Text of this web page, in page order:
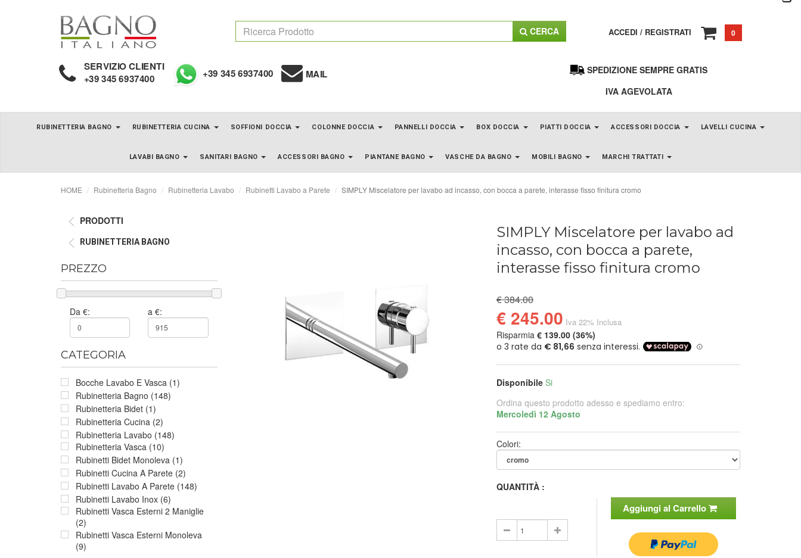
CERCA ACCEDI / REGISTRATI 0
SERVIZIO CLIENTI
+39 345 6937400 +39 345 6937400 MAIL
SPEDIZIONE SEMPRE GRATIS
IVA AGEVOLATA
RUBINETTERIA BAGNO RUBINETTERIA CUCINA SOFFIONI DOCCIA COLONNE DOCCIA PANNELLI DOCCIA BOX DOCCIA PIATTI DOCCIA ACCESSORI DOCCIA LAVELLI CUCINA
LAVABI BAGNO SANITARI BAGNO ACCESSORI BAGNO PIANTANE BAGNO VASCHE DA BAGNO MOBILI BAGNO MARCHI TRATTATI
HOME Rubinetteria Bagno Rubinetteria Lavabo Rubinetti Lavabo a Parete SIMPLY Miscelatore per lavabo ad incasso, con bocca a parete, interasse fisso finitura cromo
PRODOTTI
RUBINETTERIA BAGNO
PREZZO
Da €: a €:
CATEGORIA
Bocche Lavabo E Vasca (1)
Rubinetteria Bagno (148)
Rubinetteria Bidet (1)
Rubinetteria Cucina (2)
Rubinetteria Lavabo (148)
Rubinetteria Vasca (10)
Rubinetti Bidet Monoleva (1)
Rubinetti Cucina A Parete (2)
Rubinetti Lavabo A Parete (148)
Rubinetti Lavabo Inox (6)
Rubinetti Vasca Esterni 2 Maniglie
(2)
Rubinetti Vasca Esterni Monoleva
(9)
SIMPLY Miscelatore per lavabo ad
incasso, con bocca a parete,
interasse fisso finitura cromo
€ 384.00
€ 245.00 Iva 22% Inclusa
Risparmia€ 139.00 (36%)
Disponibile Si
Ordina questo prodotto adesso e spediamo entro:
Mercoledì 12 Agosto
Colori:
QUANTITÀ :
Aggiungi al Carrello